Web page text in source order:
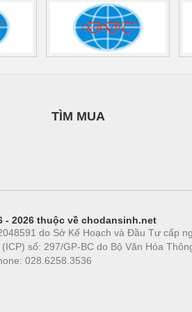
TÌM MUA
- 2026 thuộc về chodansinh.net
do Sở Kế Hoạch và Đầu Tư cấp
số: 297/GP-BC do Bộ Văn Hóa
028.6258.3536